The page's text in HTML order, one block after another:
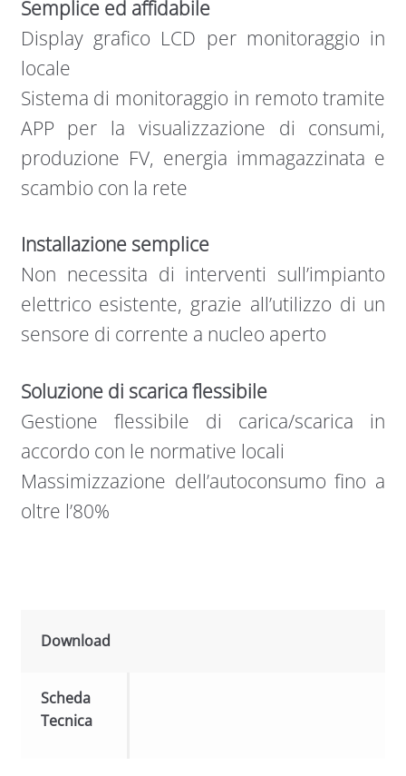
Semplice ed affidabile
Display grafico LCD per monitoraggio in
locale
Sistema di monitoraggio in remoto tramite
APP per la visualizzazione di consumi,
produzione FV, energia immagazzinata e
scambio con la rete
Installazione semplice
Non necessita di interventi sull’impianto
elettrico esistente, grazie all’utilizzo di un
sensore di corrente a nucleo aperto
Soluzione di scarica flessibile
Gestione flessibile di carica/scarica in
accordo con le normative locali
Massimizzazione dell’autoconsumo fino a
oltre l’80%
Download
Scheda
Tecnica